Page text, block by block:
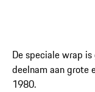
De speciale wrap
deelnam aan grote
1980.